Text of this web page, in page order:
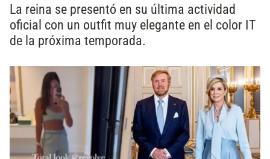
La reina se presentó en su última actividad
oficial con un outfit muy elegante en el color IT
de la próxima temporada.